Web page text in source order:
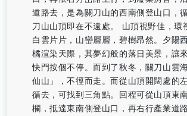
道路去，是為關刀山的西南側登山口，
刀山山頂即在不遠處。 山頂視野佳，環
白雲片片，山巒層層，碧樹昂然。夕陽
橘渲染天際，其夢幻般的落日美景，讓
快門按個不停。而到了秋冬，關刀山雲
仙山」，不徑而走。而從山頂開闊處的
循去，可找到三角點。回程可從山頂東
欄，抵達東南側登山口，再右行產業道